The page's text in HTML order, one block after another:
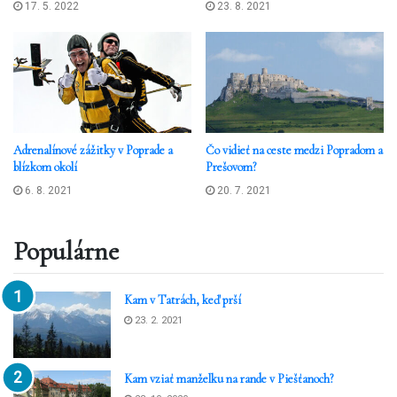
wellness službami
Vedľa bazénov vládne Aquacity Poprad tiež
unikátne wellness centrum, kde vaše telo prejde
úplnou relaxačnou obnovou od hlavy až k pätám.
Sami sme ani nestačili vyskúšať všetky typy
sauny, ktoré sa nachádzajú v tzv. Fire & Water
Wellness & Spa centre. Z vyskúšaných nám však
17. 5. 2022 23. 8. 2021
Adrenalínové zážitky v Poprade a
blízkom okolí
6. 8. 2021
Čo vidieť na ceste medzi Popradom a
Prešovom?
20. 7. 2021
Populárne
Kam v Tatrách, keď prší
23. 2. 2021
Kam vziať manželku na rande v Piešťanoch?